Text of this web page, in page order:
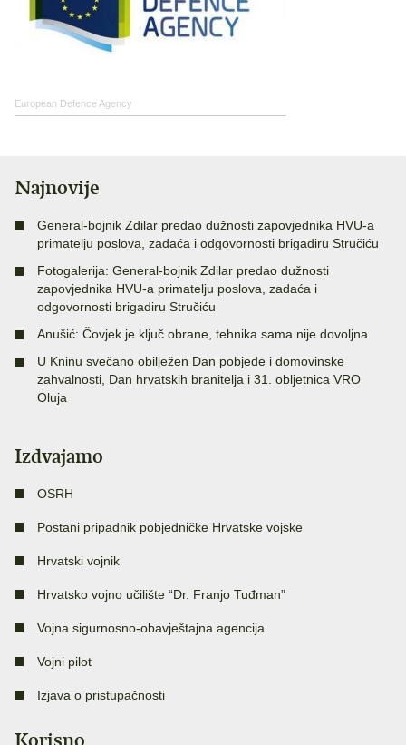
European Defence Agency
Najnovije
General-bojnik Zdilar predao dužnosti zapovjednika HVU-a
primatelju poslova, zadaća i odgovornosti brigadiru Stručiću
Fotogalerija: General-bojnik Zdilar predao dužnosti
zapovjednika HVU-a primatelju poslova, zadaća i
odgovornosti brigadiru Stručiću
Anušić: Čovjek je ključ obrane, tehnika sama nije dovoljna
U Kninu svečano obilježen Dan pobjede i domovinske
zahvalnosti, Dan hrvatskih branitelja i 31. obljetnica VRO
Oluja
Izdvajamo
OSRH
Postani pripadnik pobjedničke Hrvatske vojske
Hrvatski vojnik
Hrvatsko vojno učilište “Dr. Franjo Tuđman”
Vojna sigurnosno-obavještajna agencija
Vojni pilot
Izjava o pristupačnosti